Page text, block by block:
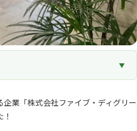
業「株式会社ファイブ・ディグリー